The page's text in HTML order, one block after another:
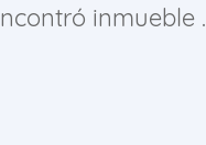
inmueble .